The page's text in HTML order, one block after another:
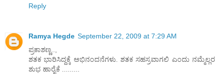
Reply
Ramya Hegde September 22, 2009 at 7:29 AM
ಪ್ರಕಾಶಣ್ಣ..,
ಶತಕ ಭಾರಿಸಿದ್ದಕ್ಕೆ ಅಭಿನಂದನೆಗಳು. ಶತಕ ಸಹಸ್ರವಾಗಲಿ ಎಂದು ನಮ್ಮೆಲ್ಲರ
ಶುಭ ಹಾರೈಕೆ .........